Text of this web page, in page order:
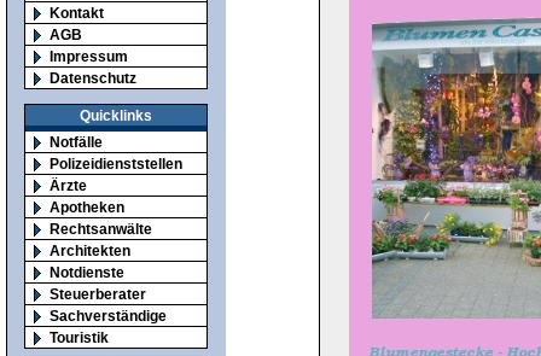
Kontakt
AGB
Impressum
Datenschutz
Quicklinks
Notfälle
Polizeidienststellen
Ärzte
Apotheken
Rechtsanwälte
Architekten
Notdienste
Steuerberater
Sachverständige
Touristik